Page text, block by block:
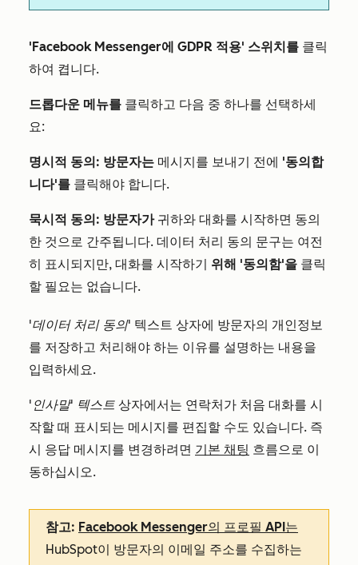
'Facebook Messenger에 GDPR 적용' 스위치를 클릭
하여 켭니다.
드롭다운 메뉴를 클릭하고 다음 중 하나를 선택하세
요:
명시적 동의: 방문자는 메시지를 보내기 전에 '동의합
니다'를 클릭해야 합니다.
묵시적 동의: 방문자가 귀하와 대화를 시작하면 동의
한 것으로 간주됩니다. 데이터 처리 동의 문구는 여전
히 표시되지만, 대화를 시작하기 위해 '동의함'을 클릭
할 필요는 없습니다.
'데이터 처리 동의' 텍스트 상자에 방문자의 개인정보
를 저장하고 처리해야 하는 이유를 설명하는 내용을
입력하세요.
'인사말' 텍스트 상자에서는 연락처가 처음 대화를 시
작할 때 표시되는 메시지를 편집할 수도 있습니다. 즉
시 응답 메시지를 변경하려면 기본 채팅 흐름으로 이
동하십시오.
참고: Facebook Messenger의 프로필 API는
HubSpot이 방문자의 이메일 주소를 수집하는